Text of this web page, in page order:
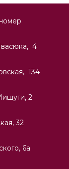
4
134
2
32
6а